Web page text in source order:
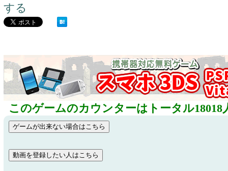
する
このゲームのカウンターはトータル18018